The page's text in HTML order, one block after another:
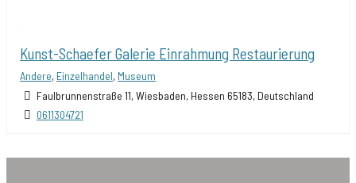
Kunst-Schaefer Galerie Einrahmung Restaurierung
Andere, Einzelhandel, Museum
Faulbrunnenstraße 11, Wiesbaden, Hessen 65183, Deutschland
0611304721